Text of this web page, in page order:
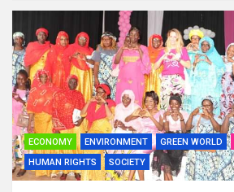
ECONOMY ENVIRONMENT GREEN WORLD
HUMAN RIGHTS
SOCIETY